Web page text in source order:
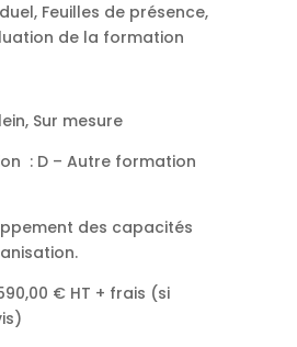
Feuilles de présence,
de la formation
Sur mesure
: D – Autre formation
des capacités
€ HT + frais (si